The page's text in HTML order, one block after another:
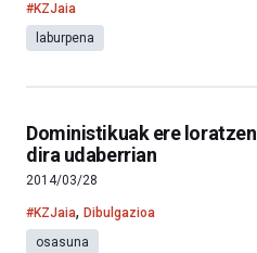
#KZJaia
laburpena
Doministikuak ere loratzen
dira udaberrian
2014/03/28
#KZJaia, Dibulgazioa
osasuna